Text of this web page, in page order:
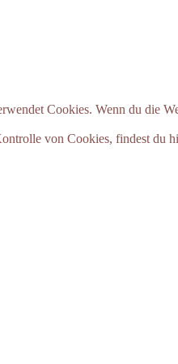
Cookies. Wenn du die
von Cookies, findest du